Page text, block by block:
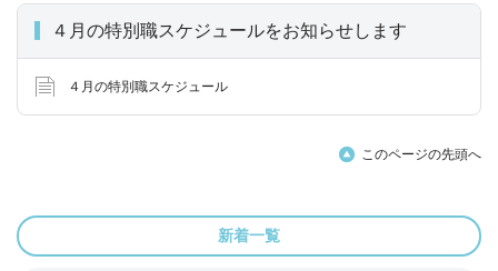
４月の特別職スケジュールをお知らせします
４月の特別職スケジュール
このページの先頭へ
新着一覧